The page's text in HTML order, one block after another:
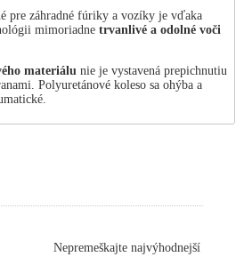
pre záhradné fúriky a vozíky je vďaka
mimoriadne trvanlivé a odolné voči
materiálu nie je vystavená prepichnutiu
Polyuretánové koleso sa ohýba a
Nepremeškajte najvýhodnejší